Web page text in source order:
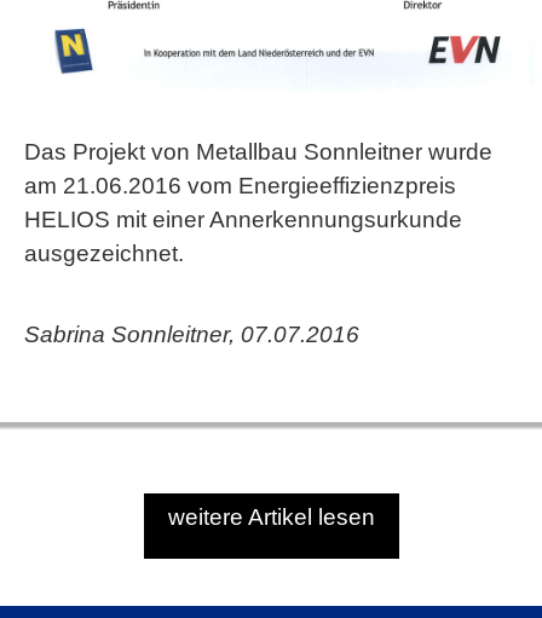
Das Projekt von Metallbau Sonnleitner wurde
am 21.06.2016 vom Energieeffizienzpreis
HELIOS mit einer Annerkennungsurkunde
ausgezeichnet.
Sabrina Sonnleitner, 07.07.2016
weitere Artikel lesen